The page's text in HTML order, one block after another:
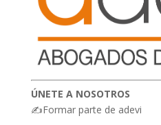
ÚNETE A NOSOTROS
✍Formar parte de adevi